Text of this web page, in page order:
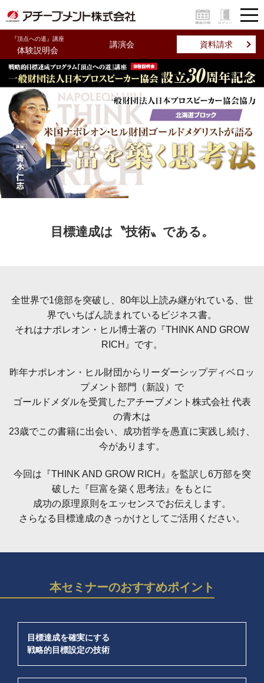
『頂点への道』講座
体験説明会
講演会 資料請求
目標達成は〝技術〟である。
全世界で1億部を突破し、80年以上読み継がれている、世
界でいちばん読まれているビジネス書。
それはナポレオン・ヒル博士著の『THINK AND GROW
RICH』です。
昨年ナポレオン・ヒル財団からリーダーシップディベロッ
プメント部門（新設）で
ゴールドメダルを受賞したアチーブメント株式会社 代表
の青木は
23歳でこの書籍に出会い、成功哲学を愚直に実践し続け、
今があります。
今回は『THINK AND GROW RICH』を監訳し6万部を突
破した『巨富を築く思考法』をもとに
成功の原理原則をエッセンスでお伝えします。
さらなる目標達成のきっかけとしてご活用ください。
本セミナーのおすすめポイント
目標達成を確実にする
戦略的目標設定の技術